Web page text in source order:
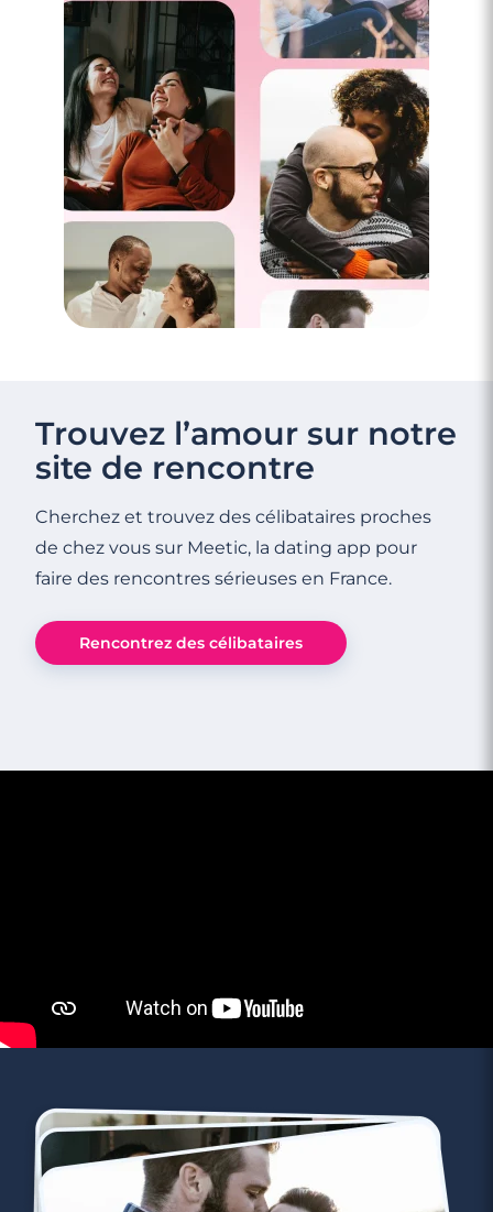
Trouvez l’amour sur notre
site de rencontre
Cherchez et trouvez des célibataires proches
de chez vous sur Meetic, la dating app pour
faire des rencontres sérieuses en France.
Rencontrez des célibataires